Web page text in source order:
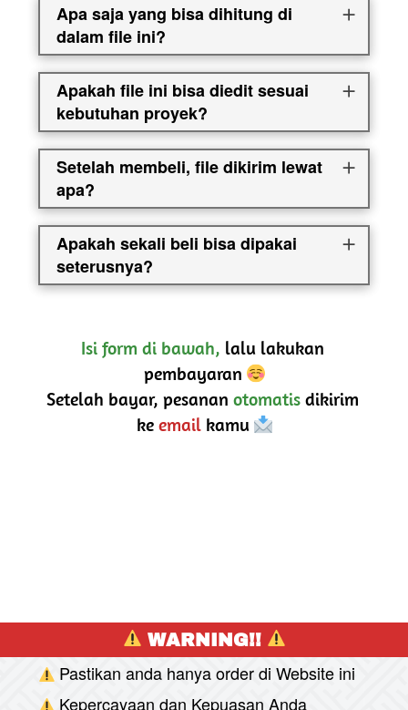
Apa saja yang bisa dihitung di
dalam file ini?
Apakah file ini bisa diedit sesuai
kebutuhan proyek?
Setelah membeli, file dikirim lewat
apa?
Apakah sekali beli bisa dipakai
seterusnya?
Isi form di bawah, lalu lakukan
pembayaran
Setelah bayar, pesanan otomatis dikirim
ke email kamu
WARNING!!
Pastikan anda hanya order di Website ini
Kepercayaan dan Kepuasan Anda